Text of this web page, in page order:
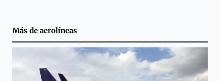
Más de aerolíneas